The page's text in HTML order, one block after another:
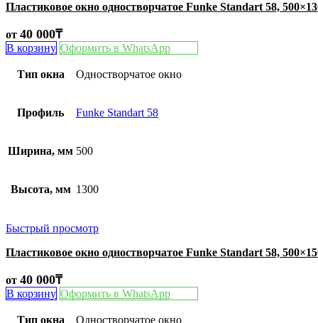
Пластиковое окно одностворчатое Funke Standart 58,
от 40 000₸
В корзину Оформить в WhatsApp
Тип окна Одностворчатое окно
Профиль Funke Standart 58
Ширина, мм 500
Высота, мм 1300
Быстрый просмотр
Пластиковое окно одностворчатое Funke Standart 58,
от 40 000₸
В корзину Оформить в WhatsApp
Тип окна Одностворчатое окно